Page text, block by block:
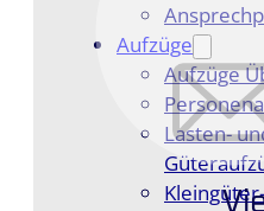
Aufzüge
Aufzüge
Lasten-